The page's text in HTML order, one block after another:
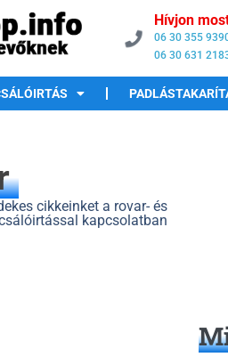
Hívjon
06 30 355
06 30 631
cikkeinket a rovar- és
kapcsolatban